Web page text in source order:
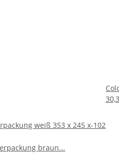
weiß 353 x 245 x-102